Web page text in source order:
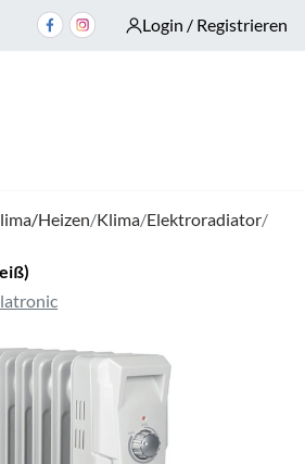
Login / Registrieren
Heizen/Klima/Elektroradiator/